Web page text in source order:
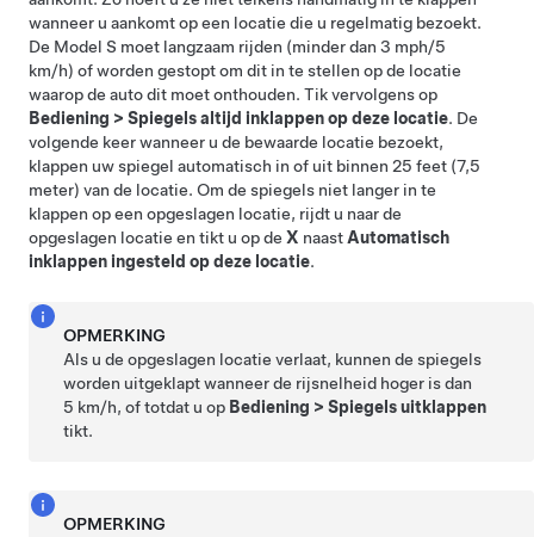
wanneer u aankomt op een locatie die u regelmatig bezoekt.
De Model S moet langzaam rijden (minder dan 3 mph/5
km/h) of worden gestopt om dit in te stellen op de locatie
waarop de auto dit moet onthouden. Tik vervolgens op
Bediening > Spiegels altijd inklappen op deze locatie. De
volgende keer wanneer u de bewaarde locatie bezoekt,
klappen uw spiegel automatisch in of uit binnen 25 feet (7,5
meter) van de locatie. Om de spiegels niet langer in te
klappen op een opgeslagen locatie, rijdt u naar de
opgeslagen locatie en tikt u op de X naast Automatisch
inklappen ingesteld op deze locatie.
OPMERKING
Als u de opgeslagen locatie verlaat, kunnen de spiegels
worden uitgeklapt wanneer de rijsnelheid hoger is dan
5 km/h, of totdat u op Bediening >Spiegels uitklappen
tikt.
OPMERKING